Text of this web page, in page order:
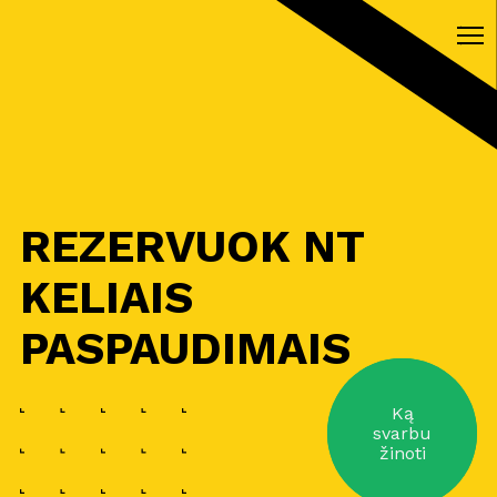
REZERVUOK NT
KELIAIS
PASPAUDIMAIS
Ką
svarbu
žinoti